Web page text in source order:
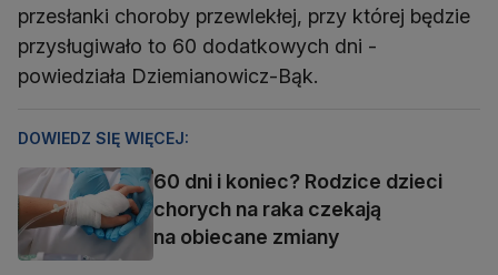
przesłanki choroby przewlekłej, przy której będzie
przysługiwało to 60 dodatkowych dni -
powiedziała Dziemianowicz-Bąk.
DOWIEDZ SIĘ WIĘCEJ:
60 dni i koniec? Rodzice dzieci
chorych na raka czekają
na obiecane zmiany